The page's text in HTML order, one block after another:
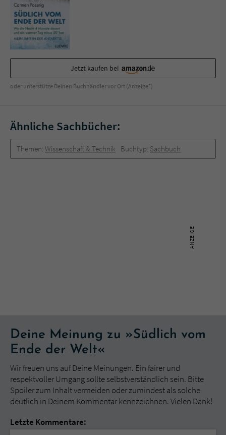
Jetzt kaufen bei
oder unterstütze Deinen Buchhändler vor Ort (Anzeige*)
Ähnliche Sachbücher:
Themen: Wissenschaft & Technik Buchtyp: Sachbuch
Deine Meinung zu »Südlich vom
Ende der Welt«
Wir freuen uns auf Deine Meinungen. Ein fairer und
respektvoller Umgang sollte selbstverständlich sein. Bitte
Spoiler zum Inhalt vermeiden oder zumindest als solche
deutlich in Deinem Kommentar kennzeichnen. Vielen Dank!
Letzte Kommentare: